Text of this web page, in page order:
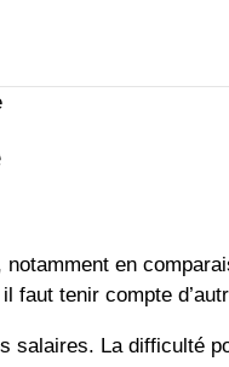
en
tenir compte
La difficulté